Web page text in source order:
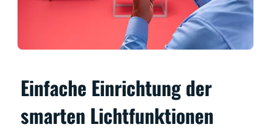
Einfache Einrichtung der
smarten Lichtfunktionen